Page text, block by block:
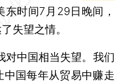
东时间7月29日晚间，
失望之情。
中国相当失望。我们
国每年从贸易中赚走